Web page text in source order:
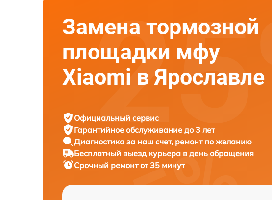
Замена тормозной
площадки мфу
Xiaomi в Ярославле
Официальный сервис
Гарантийное обслуживание до 3 лет
Диагностика за наш счет, ремонт по желанию
Бесплатный выезд курьера в день обращения
Срочный ремонтот 35 минут